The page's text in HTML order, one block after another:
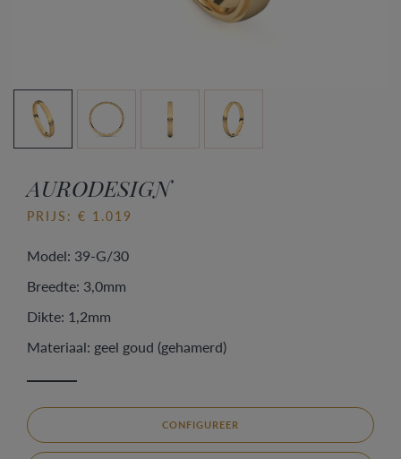
AURODESIGN
PRIJS: € 1.019
Model: 39-G/30
Breedte: 3,0mm
Dikte: 1,2mm
Materiaal: geel goud (gehamerd)
CONFIGUREER